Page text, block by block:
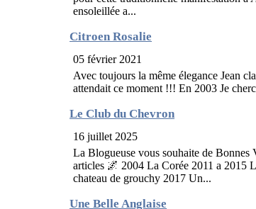
ensoleillée a...
Citroen Rosalie
05 février 2021
Avec toujours la même élegance Jean
attendait ce moment !!! En 2003 Je
Le Club du Chevron
16 juillet 2025
La Blogueuse vous souhaite de Bonnes
articles 🌌 2004 La Corée 2011 a 2015
chateau de grouchy 2017 Un...
Une Belle Anglaise